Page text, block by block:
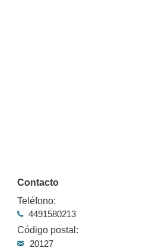
Contacto
Teléfono:
4491580213
Código postal:
20127